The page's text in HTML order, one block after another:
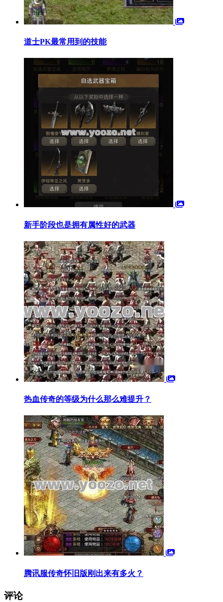
道士PK最常用到的技能
新手阶段也是拥有属性好的武器
热血传奇的等级为什么那么难提升？
腾讯服传奇怀旧版刚出来有多火？
评论